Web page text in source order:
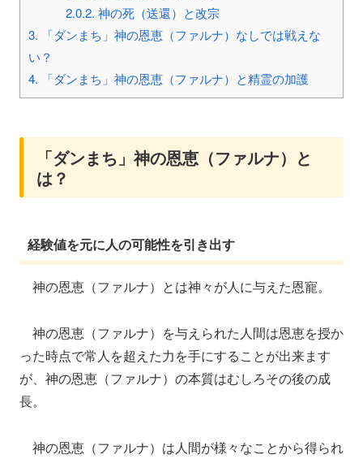
2.0.2. 神の死（送還）と改宗
3. 「ダンまち」神の恩恵（ファルナ）なしでは戦えな
い？
4. 「ダンまち」神の恩恵（ファルナ）と精霊の加護
「ダンまち」神の恩恵（ファルナ）と
は？
経験値を元に人の可能性を引き出す
神の恩恵（ファルナ）とは神々が人に与えた恩寵。
神の恩恵（ファルナ）を与えられた人間は恩恵を授か
った時点で常人を超えた力を手にすることが出来ます
が、神の恩恵（ファルナ）の本質はむしろその後の成
長。
神の恩恵（ファルナ）は人間が様々なことから得られ